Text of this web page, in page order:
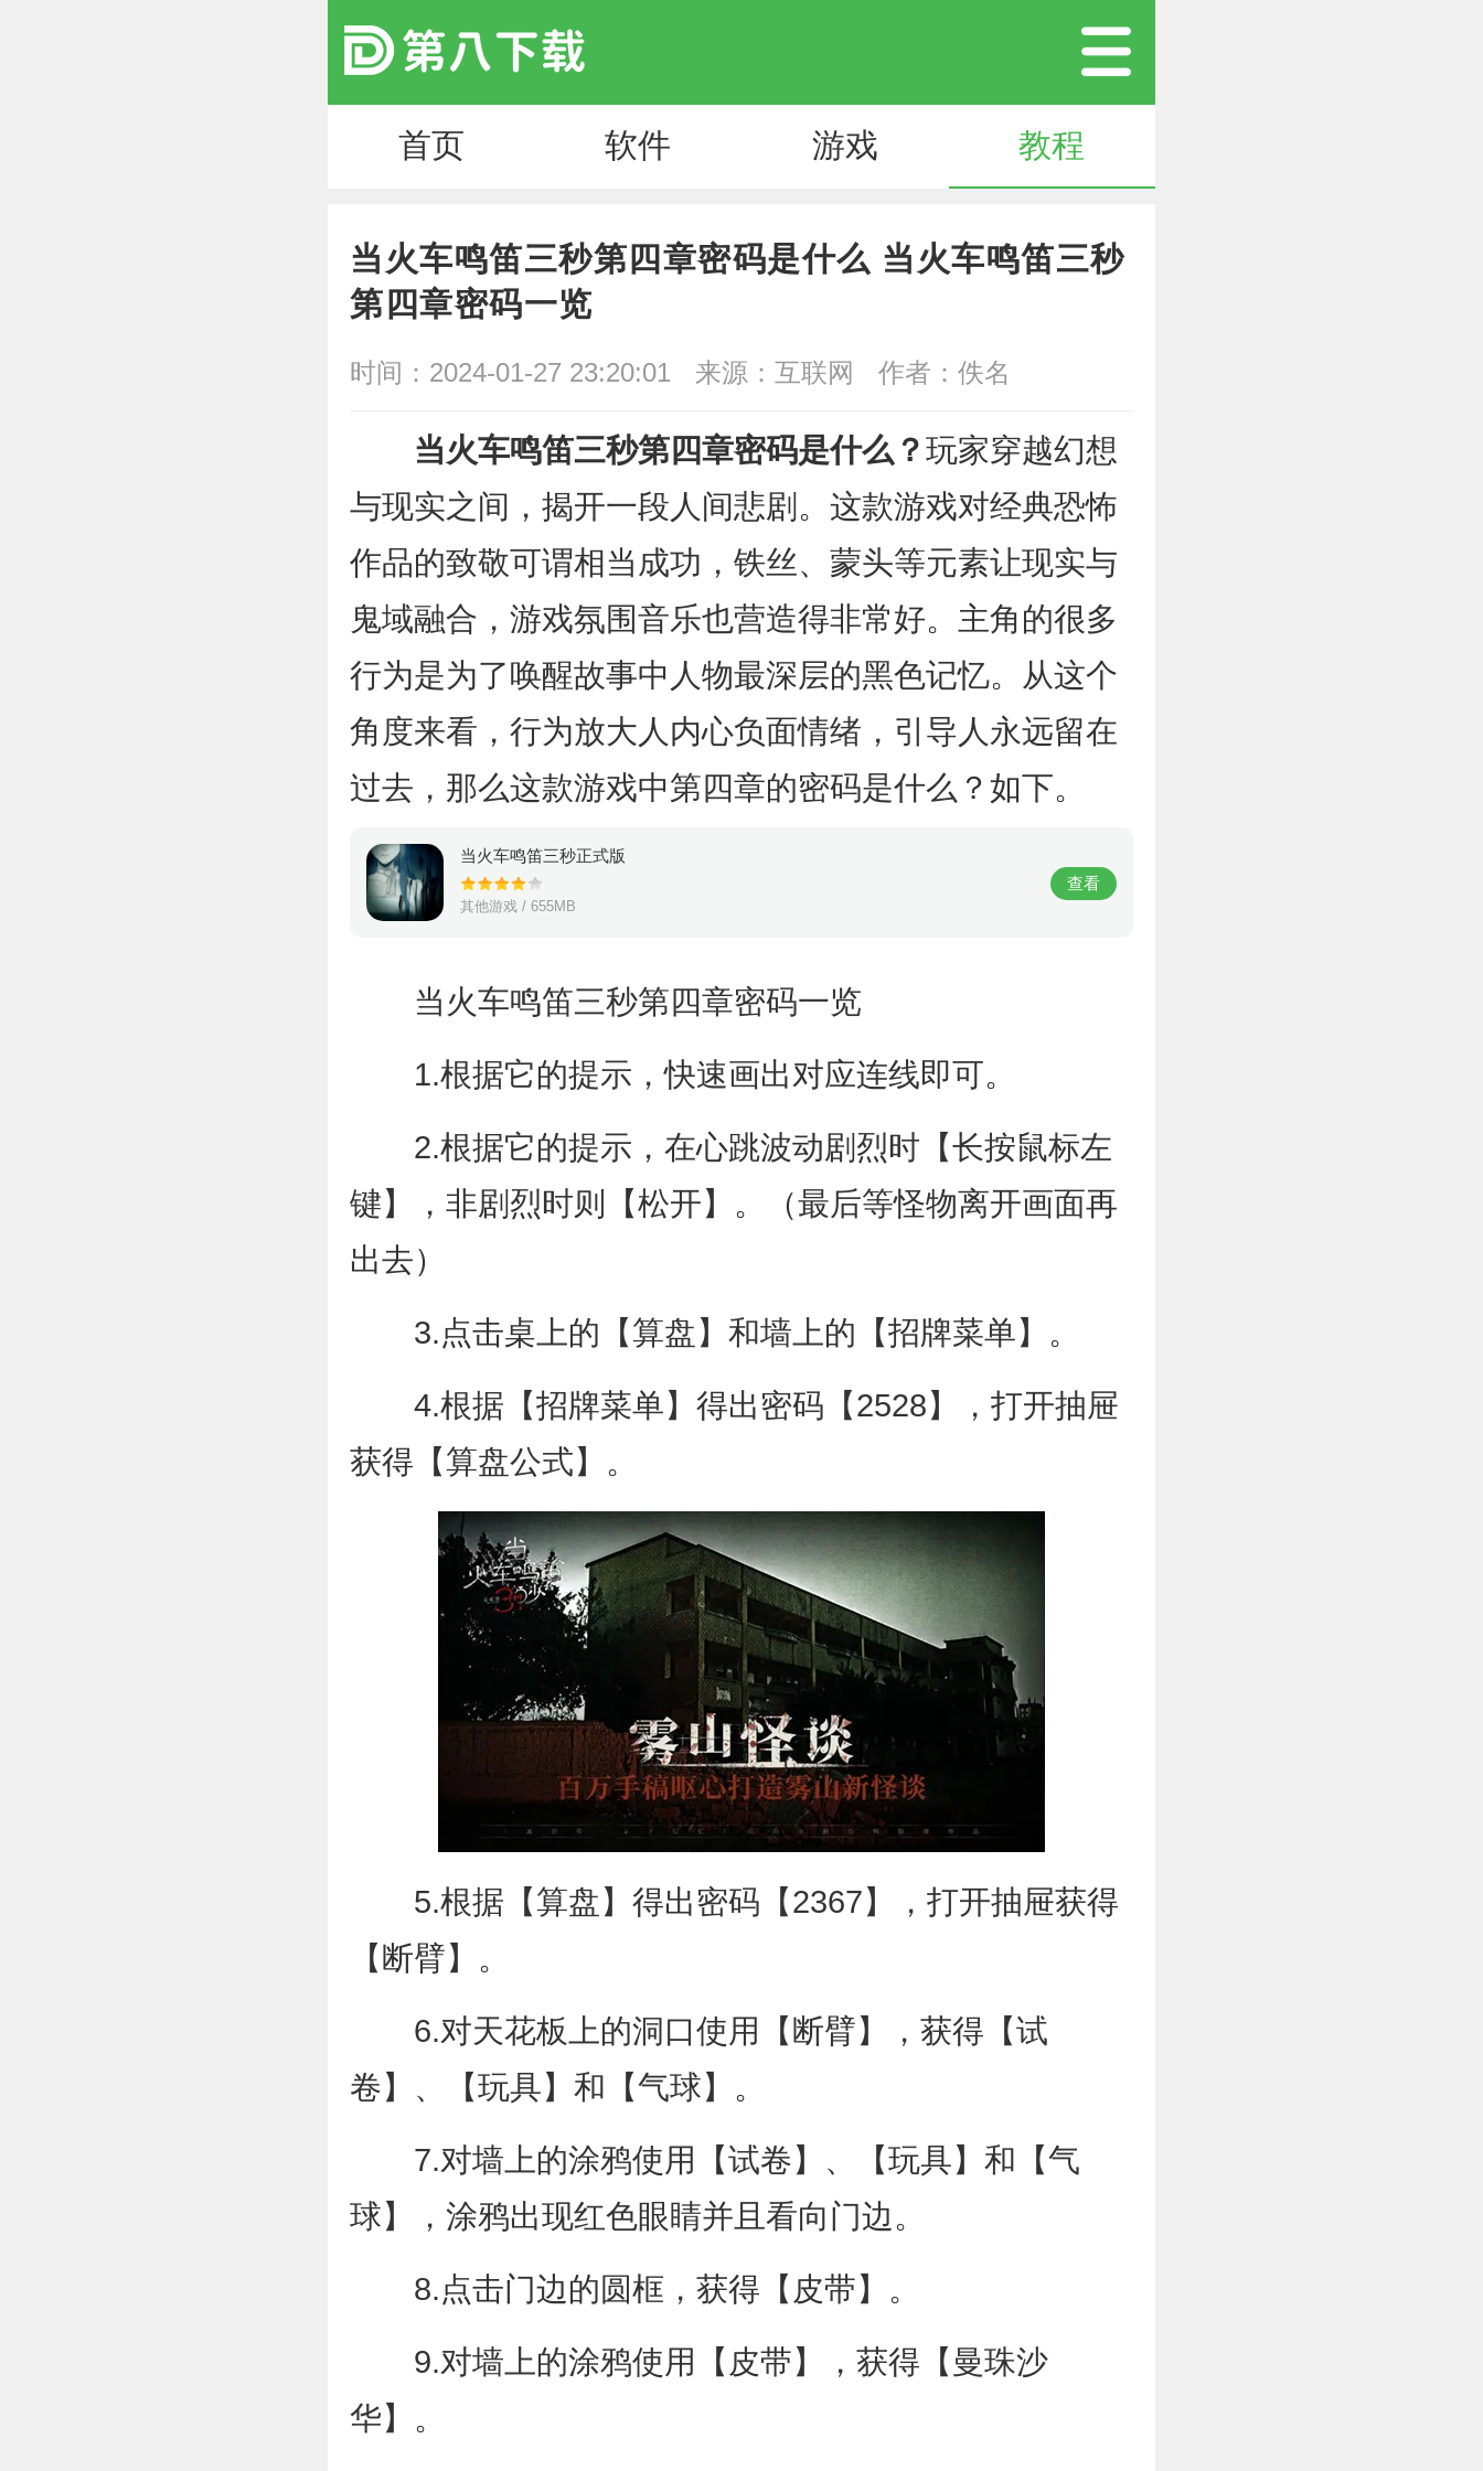
首页 软件 游戏 教程
当火车鸣笛三秒第四章密码是什么 当火车鸣笛三秒
第四章密码一览
时间：2024-01-27 23:20:01 来源：互联网 作者：佚名
当火车鸣笛三秒第四章密码是什么？玩家穿越幻想
与现实之间，揭开一段人间悲剧。这款游戏对经典恐怖
作品的致敬可谓相当成功，铁丝、蒙头等元素让现实与
鬼域融合，游戏氛围音乐也营造得非常好。主角的很多
行为是为了唤醒故事中人物最深层的黑色记忆。从这个
角度来看，行为放大人内心负面情绪，引导人永远留在
过去，那么这款游戏中第四章的密码是什么？如下。
当火车鸣笛三秒正式版
其他游戏 / 655MB
查看
当火车鸣笛三秒第四章密码一览
1.根据它的提示，快速画出对应连线即可。
2.根据它的提示，在心跳波动剧烈时【长按鼠标左
键】，非剧烈时则【松开】。（最后等怪物离开画面再
出去）
3.点击桌上的【算盘】和墙上的【招牌菜单】。
4.根据【招牌菜单】得出密码【2528】，打开抽屉
获得【算盘公式】。
5.根据【算盘】得出密码【2367】，打开抽屉获得
【断臂】。
6.对天花板上的洞口使用【断臂】，获得【试
卷】、【玩具】和【气球】。
7.对墙上的涂鸦使用【试卷】、【玩具】和【气
球】，涂鸦出现红色眼睛并且看向门边。
8.点击门边的圆框，获得【皮带】。
9.对墙上的涂鸦使用【皮带】，获得【曼珠沙
华】。